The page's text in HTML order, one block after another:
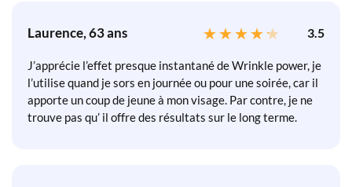
Laurence, 63 ans 3.5
J’apprécie l’effet presque instantané de Wrinkle power, je
l’utilise quand je sors en journée ou pour une soirée, car il
apporte un coup de jeune à mon visage. Par contre, je ne
trouve pas qu’ il offre des résultats sur le long terme.